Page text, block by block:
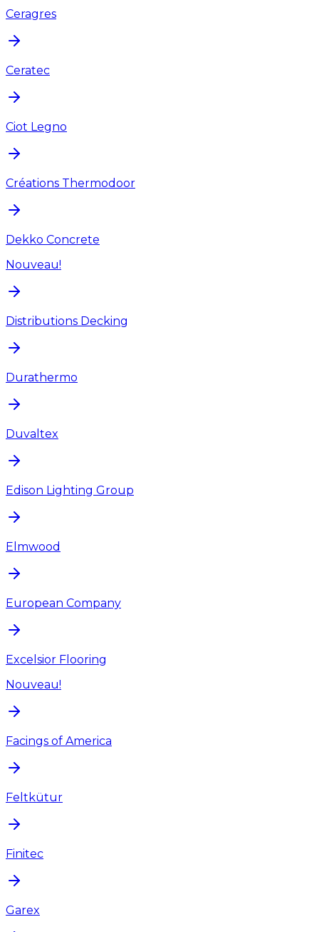
Ceragres
Ceratec
Ciot Legno
Créations Thermodoor
Dekko Concrete
Nouveau!
Distributions Decking
Durathermo
Duvaltex
Edison Lighting Group
Elmwood
European Company
Excelsior Flooring
Nouveau!
Facings of America
Feltkütur
Finitec
Garex